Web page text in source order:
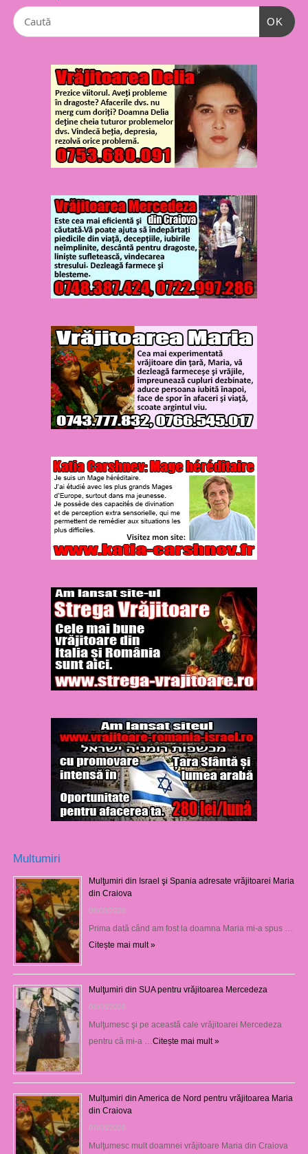
OK
Multumiri
Mulţumiri din Israel şi Spania adresate vrăjitoarei Maria
din Craiova
08/08/2026
Prima dată când am fost la doamna Maria mi-a spus …
Citește mai mult »
Mulţumiri din SUA pentru vrăjitoarea Mercedeza
08/08/2026
Mulţumesc şi pe această cale vrăjitoarei Mercedeza
pentru că mi-a … Citește mai mult »
Mulţumiri din America de Nord pentru vrăjitoarea Maria
din Craiova
07/08/2026
Mulţumesc mult doamnei vrăjitoare Maria din Craiova